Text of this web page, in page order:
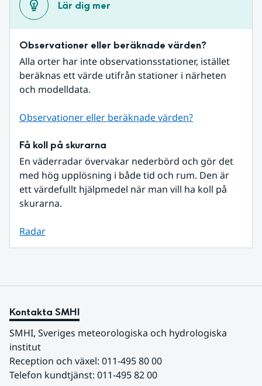
Lär dig mer
Observationer eller beräknade värden?
Alla orter har inte observationsstationer, istället
beräknas ett värde utifrån stationer i närheten
och modelldata.
Observationer eller beräknade värden?
Få koll på skurarna
En väderradar övervakar nederbörd och gör det
med hög upplösning i både tid och rum. Den är
ett värdefullt hjälpmedel när man vill ha koll på
skurarna.
Radar
Kontakta SMHI
SMHI, Sveriges meteorologiska och hydrologiska
institut
Reception och växel: 011-495 80 00
Telefon kundtjänst: 011-495 82 00